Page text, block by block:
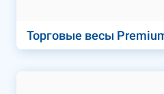
Торговые весы